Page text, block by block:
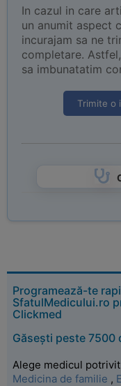
In cazul in care
un anumit aspect
incurajam sa ne
completare.
sa imbunatatim
Trimite o
Programează-te
SfatulMedicului.ro
Clickmed
Găsești peste 7500
Alege medicul
Medicina de familie ,